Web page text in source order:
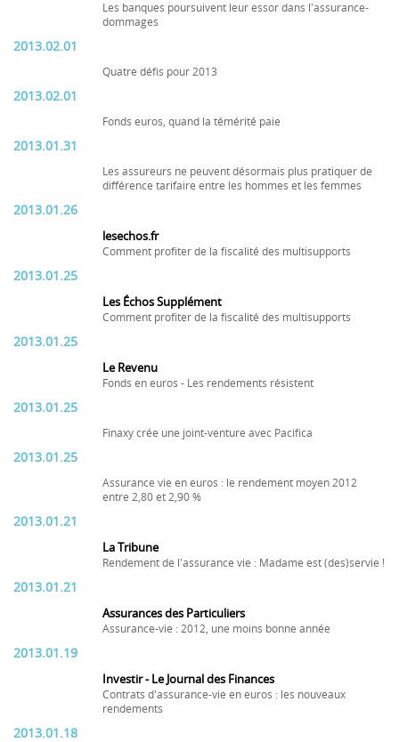
Les banques poursuivent leur essor dans l'assurance-
dommages
2013.02.01
Quatre défis pour 2013
2013.02.01
Fonds euros, quand la témérité paie
2013.01.31
Les assureurs ne peuvent désormais plus pratiquer de
différence tarifaire entre les hommes et les femmes
2013.01.26
lesechos.fr
Comment profiter de la fiscalité des multisupports
2013.01.25
Les Échos Supplément
Comment profiter de la fiscalité des multisupports
2013.01.25
Le Revenu
Fonds en euros - Les rendements résistent
2013.01.25
Finaxy crée une joint-venture avec Pacifica
2013.01.25
Assurance vie en euros : le rendement moyen 2012
entre 2,80 et 2,90 %
2013.01.21
La Tribune
Rendement de l'assurance vie : Madame est (des)servie !
2013.01.21
Assurances des Particuliers
Assurance-vie : 2012, une moins bonne année
2013.01.19
Investir - Le Journal des Finances
Contrats d'assurance-vie en euros : les nouveaux
rendements
2013.01.18